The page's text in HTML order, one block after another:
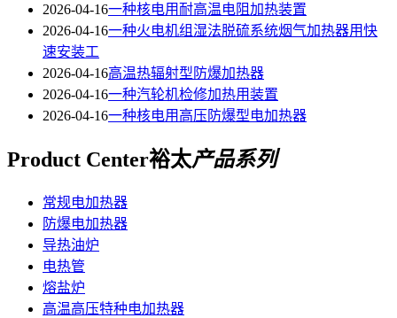
2026-04-16一种核电用耐高温电阻加热装置
2026-04-16一种火电机组湿法脱硫系统烟气加热器用快
速安装工
2026-04-16高温热辐射型防爆加热器
2026-04-16一种汽轮机检修加热用装置
2026-04-16一种核电用高压防爆型电加热器
Product Center裕太产品系列
常规电加热器
防爆电加热器
导热油炉
电热管
熔盐炉
高温高压特种电加热器